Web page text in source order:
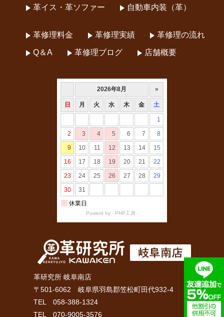
革イス・革ソファー 自動車内装（革）
革修理料金 革修理実績 革修理の流れ
Q＆A 革修理ブログ 店舗概要
革研究所 岐阜南店
〒501-6062 岐阜県羽島郡笠松町田代932-4
TEL 058-388-1324
TEL 070-9005-3576